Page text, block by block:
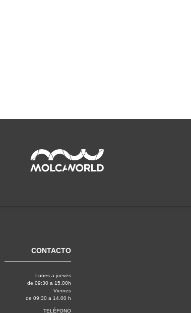
CONTACTO
Lunes a jueves
de 09:30 a 15.00h
Viernes
de 09:30 a 14.00 h
TELÉFONO